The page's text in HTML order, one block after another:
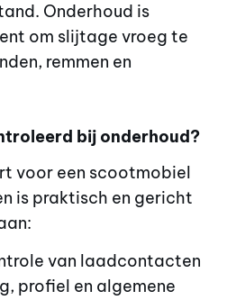
Onderhoud is
om slijtage vroeg te
remmen en
bij onderhoud?
voor een scootmobiel
is praktisch en gericht
van laadcontacten
profiel en algemene